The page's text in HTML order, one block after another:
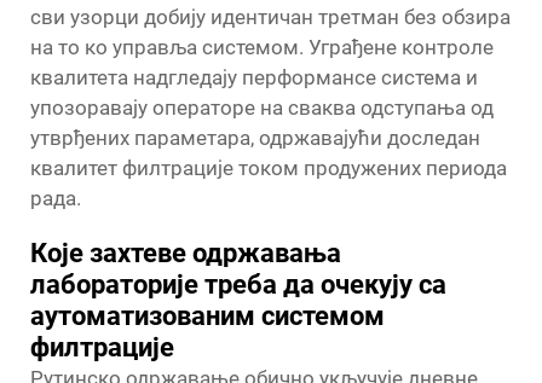
сви узорци добију идентичан третман без обзира
на то ко управља системом. Уграђене контроле
квалитета надгледају перформансе система и
упозоравају операторе на сваква одступања од
утврђених параметара, одржавајући доследан
квалитет филтрације током продужених периода
рада.
Које захтеве одржавања
лабораторије треба да очекују са
аутоматизованим системом
филтрације
Рутинско одржавање обично укључује дневне